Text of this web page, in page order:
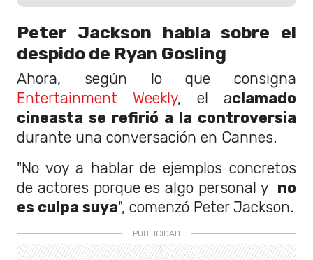
Peter Jackson habla sobre el
despido de Ryan Gosling
Ahora, según lo que consigna
Entertainment Weekly, el aclamado
cineasta se refirió a la controversia
durante una conversación en Cannes.
"No voy a hablar de ejemplos concretos
de actores porque es algo personal y no
es culpa suya", comenzó Peter Jackson.